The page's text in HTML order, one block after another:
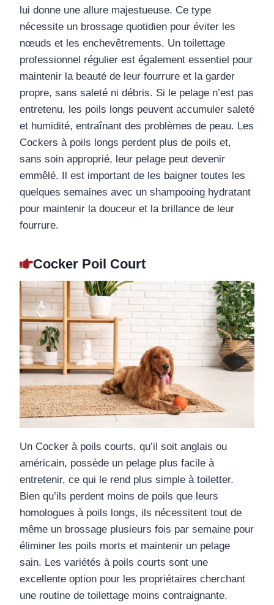
lui donne une allure majestueuse. Ce type
nécessite un brossage quotidien pour éviter les
nœuds et les enchevêtrements. Un toilettage
professionnel régulier est également essentiel pour
maintenir la beauté de leur fourrure et la garder
propre, sans saleté ni débris. Si le pelage n’est pas
entretenu, les poils longs peuvent accumuler saleté
et humidité, entraînant des problèmes de peau. Les
Cockers à poils longs perdent plus de poils et,
sans soin approprié, leur pelage peut devenir
emmêlé. Il est important de les baigner toutes les
quelques semaines avec un shampooing hydratant
pour maintenir la douceur et la brillance de leur
fourrure.
Cocker Poil Court
Un Cocker à poils courts, qu’il soit anglais ou
américain, possède un pelage plus facile à
entretenir, ce qui le rend plus simple à toiletter.
Bien qu’ils perdent moins de poils que leurs
homologues à poils longs, ils nécessitent tout de
même un brossage plusieurs fois par semaine pour
éliminer les poils morts et maintenir un pelage
sain. Les variétés à poils courts sont une
excellente option pour les propriétaires cherchant
une routine de toilettage moins contraignante.